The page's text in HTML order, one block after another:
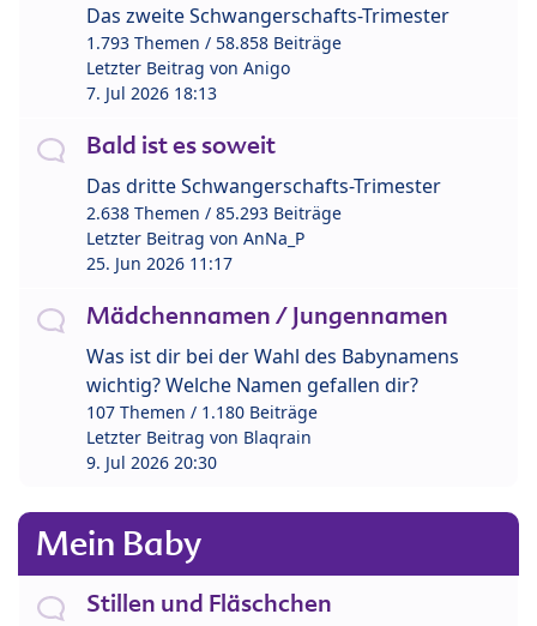
Das zweite Schwangerschafts-Trimester
1.793 Themen / 58.858 Beiträge
Letzter Beitrag von Anigo
7. Jul 2026 18:13
Bald ist es soweit
Das dritte Schwangerschafts-Trimester
2.638 Themen / 85.293 Beiträge
Letzter Beitrag von AnNa_P
25. Jun 2026 11:17
Mädchennamen / Jungennamen
Was ist dir bei der Wahl des Babynamens
wichtig? Welche Namen gefallen dir?
107 Themen / 1.180 Beiträge
Letzter Beitrag von Blaqrain
9. Jul 2026 20:30
Mein Baby
Stillen und Fläschchen